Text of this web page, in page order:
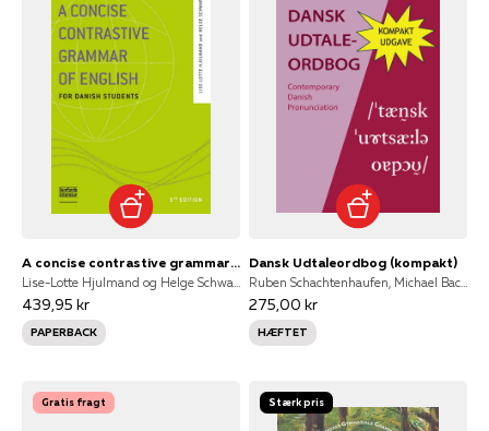
A concise contrastive grammar of English
Lise-Lotte Hjulmand og Helge Schwarz, Lise-Lotte Hjulmand, Helge Schwarz
439,95 kr
PAPERBACK
Dansk Udtaleordbog (kompakt)
Ruben Schachtenhaufen, Michael Bach Ipsen, Mikael Fabrin
275,00 kr
HÆFTET
Gratis fragt Stærk pris